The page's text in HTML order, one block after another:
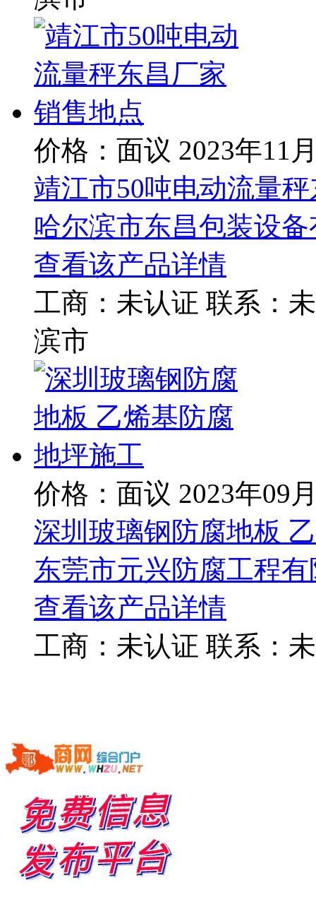
价格：面议 2023年11
靖江市50吨电动流量
哈尔滨市东昌包装设
查看该产品详情
工商： 未认证 联系：
滨市
价格：面议 2023年09
深圳玻璃钢防腐地板
东莞市元兴防腐工程
查看该产品详情
工商： 未认证 联系：